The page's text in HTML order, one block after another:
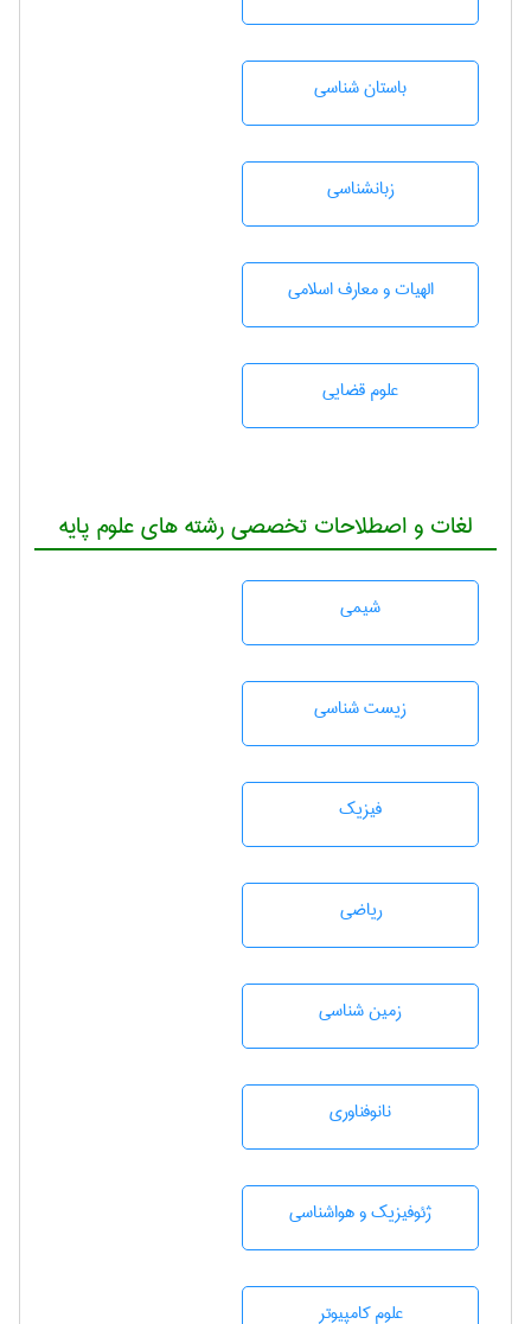
باستان شناسی
زبانشناسی
الهیات و معارف اسلامی
علوم قضایی
لغات و اصطلاحات تخصصی رشته های علوم پایه
شيمی
زيست شناسی
فیزیک
رياضی
زمين شناسی
نانوفناوری
ژئوفيزيك و هواشناسی
علوم کامپیوتر